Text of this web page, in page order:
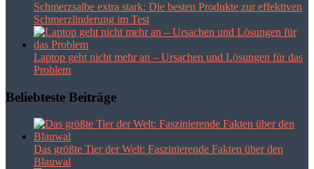
Schmerzsalbe extra stark: Die besten Produkte zur effektiven
Schmerzlinderung im Test
Laptop geht nicht mehr an – Ursachen und Lösungen für das
Problem
Beliebteste Beiträge
Das größte Tier der Welt: Faszinierende Fakten über den
Blauwal